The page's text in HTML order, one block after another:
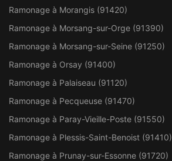
Ramonage à Morangis (91420)
Ramonage à Morsang-sur-Orge (91390)
Ramonage à Morsang-sur-Seine (91250)
Ramonage à Orsay (91400)
Ramonage à Palaiseau (91120)
Ramonage à Pecqueuse (91470)
Ramonage à Paray-Vieille-Poste (91550)
Ramonage à Plessis-Saint-Benoist (91410)
Ramonage à Prunay-sur-Essonne (91720)